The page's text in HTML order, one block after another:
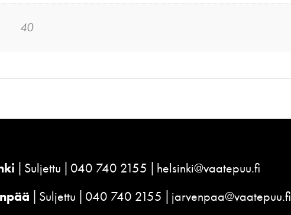
40
Suljettu 040 740 2155
helsinki@vaatepuu.fi
Suljettu 040 740 2155 jarvenpaa@vaatepuu.fi